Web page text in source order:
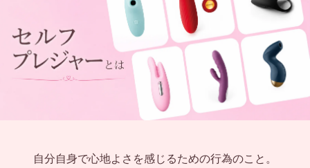
自分自身で心地よさを感じるための行為のこと。